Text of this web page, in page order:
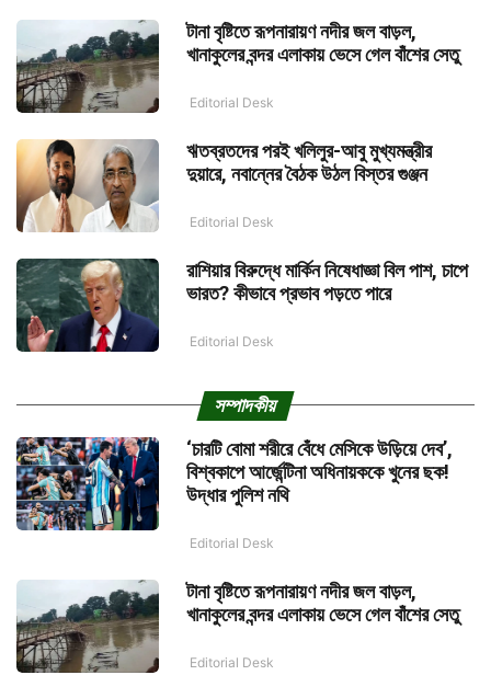
টানা বৃষ্টিতে রূপনারায়ণ নদীর জল বাড়ল,
খানাকুলের বন্দর এলাকায় ভেসে গেল বাঁশের সেতু
Editorial Desk
ঋতব্রতদের পরই খলিলুর-আবু মুখ্যমন্ত্রীর
দুয়ারে, নবান্নের বৈঠক উঠল বিস্তর গুঞ্জন
Editorial Desk
রাশিয়ার বিরুদ্ধে মার্কিন নিষেধাজ্ঞা বিল পাশ, চাপে
ভারত? কীভাবে প্রভাব পড়তে পারে
Editorial Desk
সম্পাদকীয়
‘চারটি বোমা শরীরে বেঁধে মেসিকে উড়িয়ে দেব’,
বিশ্বকাপে আর্জেন্টিনা অধিনায়ককে খুনের ছক!
উদ্ধার পুলিশ নথি
Editorial Desk
টানা বৃষ্টিতে রূপনারায়ণ নদীর জল বাড়ল,
খানাকুলের বন্দর এলাকায় ভেসে গেল বাঁশের সেতু
Editorial Desk